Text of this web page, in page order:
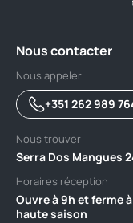
Nous contacter
Nous appeler
+351 262 989
Nous trouver
Serra Dos Mangues
Horaires réception
Ouvre à 9h et ferme
haute saison